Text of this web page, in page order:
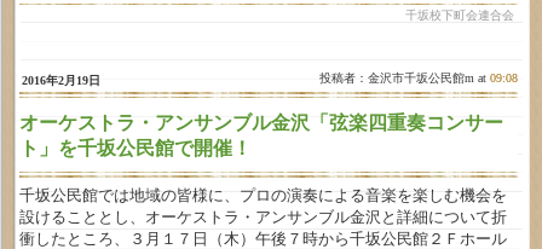
千坂校下町会連合会
2016年2月19日 投稿者：金沢市千坂公民館m at09:08
オーケストラ・アンサンブル金沢「弦楽四重奏コンサー
ト」を千坂公民館で開催！
千坂公民館では地域の皆様に、プロの演奏による音楽を楽しむ機会を
設けることとし、オーケストラ・アンサンブル金沢と詳細について折
衝したところ、３月１７日（木）午後７時から千坂公民館２Ｆホール